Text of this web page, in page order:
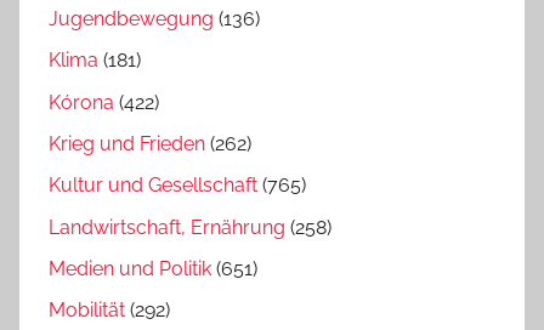
Jugendbewegung (136)
Klima (181)
Kórona (422)
Krieg und Frieden (262)
Kultur und Gesellschaft (765)
Landwirtschaft, Ernährung (258)
Medien und Politik (651)
Mobilität (292)